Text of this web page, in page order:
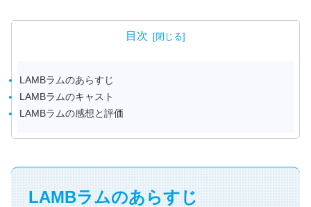
目次
LAMBラムのあらすじ
LAMBラムのキャスト
LAMBラムの感想と評価
LAMBラムのあらすじ